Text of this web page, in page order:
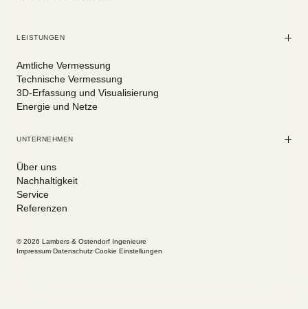
LEISTUNGEN
Amtliche Vermessung
Technische Vermessung
3D-Erfassung und Visualisierung
Energie und Netze
UNTERNEHMEN
Über uns
Nachhaltigkeit
Service
Referenzen
© 2026 Lambers & Ostendorf Ingenieure
Impressum·Datenschutz·Cookie Einstellungen